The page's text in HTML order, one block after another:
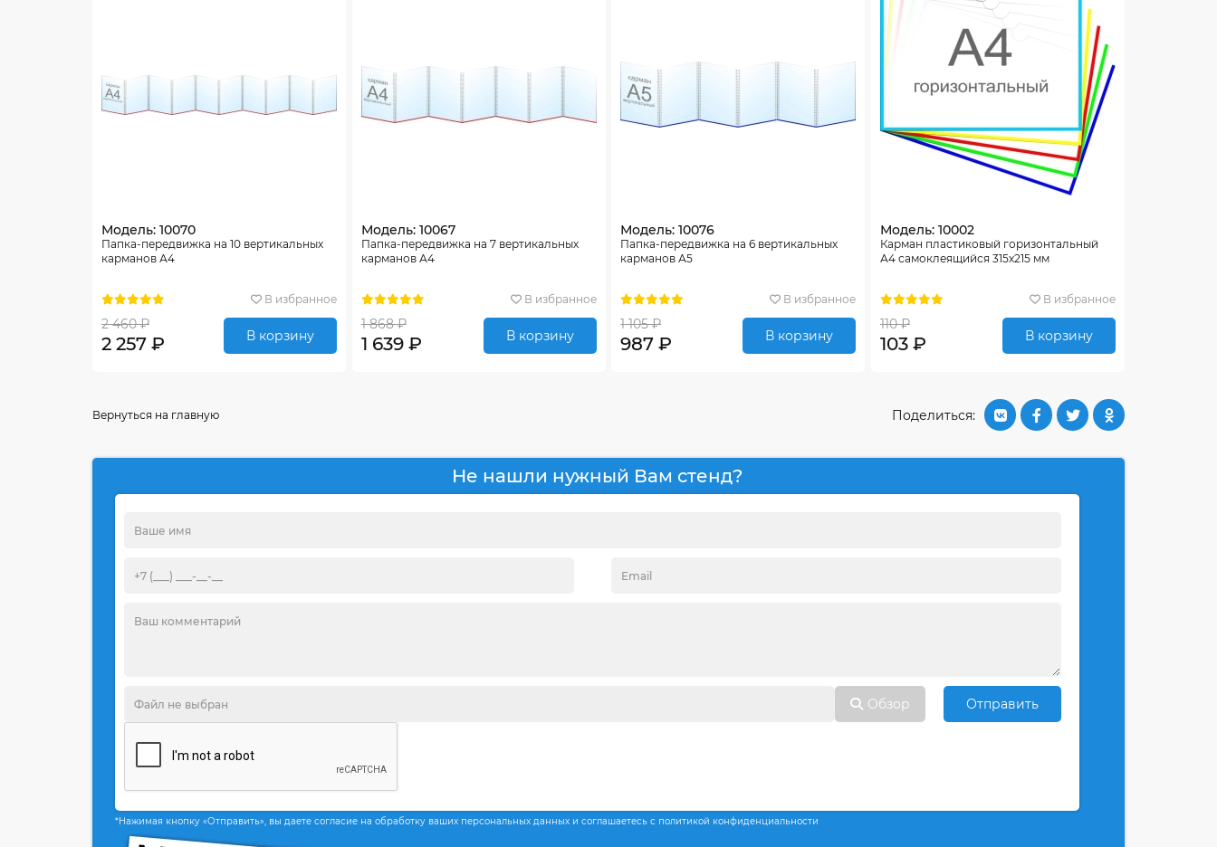
Модель: 10070
Папка-передвижка на 10 вертикальных
карманов А4
В избранное
2 460 ₽
2 257 ₽ В корзину
Модель: 10067
Папка-передвижка на 7 вертикальных
карманов А4
В избранное
1 868 ₽
1 639 ₽ В корзину
Модель: 10076
Папка-передвижка на 6 вертикальных
карманов А5
В избранное
1 105 ₽
987 ₽ В корзину
Модель: 10002
Карман пластиковый горизонтальный
А4 самоклеящийся 315х215 мм
В избранное
110 ₽
103 ₽ В корзину
Поделиться:
Вернуться на главную
Не нашли нужный Вам стенд?
Обзор Отправить
*Нажимая кнопку «Отправить», вы даете согласие на обработку ваших персональных данных и соглашаетесь с политикой конфиденциальности